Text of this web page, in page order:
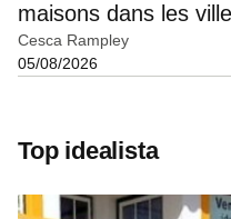
maisons dans les
Cesca Rampley
05/08/2026
Top idealista